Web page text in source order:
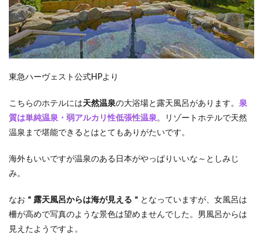
東急ハーヴェスト公式HPより
こちらのホテルには天然温泉の大浴場と露天風呂があります。 泉
質は単純温泉・弱アルカリ性低張性温泉 。リゾートホテルで天然
温泉まで堪能できるとはとてもありがたいです。
海外もいいですが温泉のある日本がやっぱりいいな～としみじ
み。
なお ＂露天風呂からは海が見える＂ となっていますが、女風呂は
柵が高めで写真のような景色は望めませんでした。男風呂からは
見えたようですよ。